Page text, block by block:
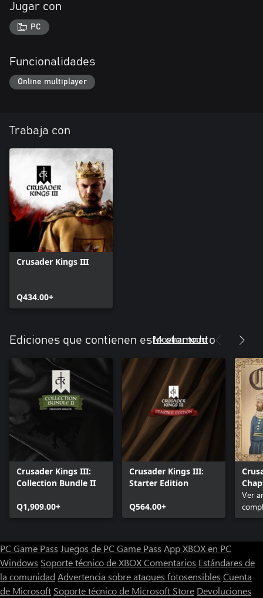
Jugar con
PC
Funcionalidades
Online multiplayer
Trabaja con
Crusader Kings III
Q434.00+
Ediciones que contienen este elemento
Mostrar todo
Crusader Kings III:
Collection Bundle II
Q1,909.00+
Crusader Kings III:
Starter Edition
Q564.00+
Ver
PC Game Pass Juegos de PC Game Pass App XBOX en PC
Windows Soporte técnico de XBOXComentarios Estándares de
la comunidad Advertencia sobre ataques fotosensibles Cuenta
de Microsoft Soporte técnico de Microsoft Store Devoluciones